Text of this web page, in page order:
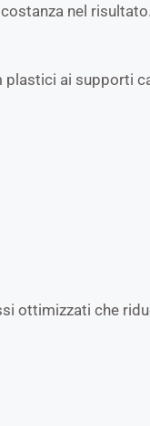
nel
ai supporti
ottimizzati che